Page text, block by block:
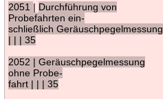
2051 | Durchführung von
Probefahrten ein-
schließlich Geräuschpegelmessung
| | | 35
2052 | Geräuschpegelmessung
ohne Probe-
fahrt | | | 35